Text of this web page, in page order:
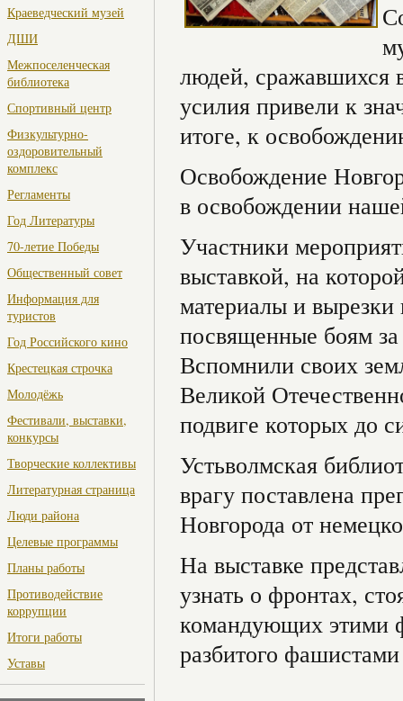
Краеведческий музей
ДШИ
Межпоселенческая
библиотека
Спортивный центр
Физкультурно-
оздоровительный
комплекс
Регламенты
Год Литературы
70-летие Победы
Общественный совет
Информация для
туристов
Год Российского кино
Крестецкая строчка
Молодёжь
Фестивали, выставки,
конкурсы
Творческие коллективы
Литературная страница
Люди района
Целевые программы
Планы работы
Противодействие
коррупции
Итоги работы
Уставы
людей, сражавшихся
усилия привели к
итоге, к
Освобождение
в освобождении
Участники
выставкой, на
материалы и вырезки
посвященные боям
Вспомнили своих
Великой
подвиге которых до
Устьволмская
врагу поставлена
Новгорода от
На выставке
узнать о фронтах,
командующих этими
разбитого